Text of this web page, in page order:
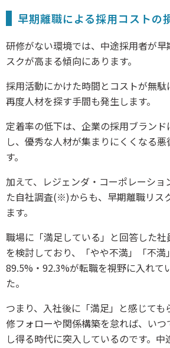
早期離職による採用コストの
研修がない環境では、中途採用者が早
スクが高まる傾向にあります。
採用活動にかけた時間とコストが無駄
再度人材を探す手間も発生します。
定着率の低下は、企業の採用ブラン
し、優秀な人材が集まりにくくなる
す。
加えて、レジェンダ・コーポレーショ
た自社調査(※)からも、早期離職リス
ます。
職場に「満足している」と回答した
を検討しており、「やや不満」「不満
89.5%・92.3%が転職を視野に入れて
た。
つまり、入社後に「満足」と感じても
修フォローや関係構築を怠れば、い
し得る時代に突入しているのです。